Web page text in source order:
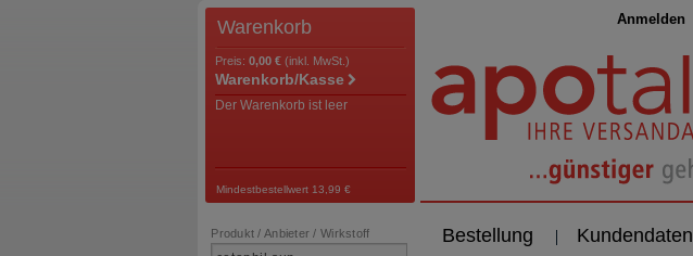
Anmelden
Warenkorb
Preis: 0,00 € (inkl. MwSt.)
Warenkorb/Kasse
Der Warenkorb ist leer
Mindestbestellwert 13,99 €
Bestellung Kundendaten
Produkt / Anbieter / Wirkstoff